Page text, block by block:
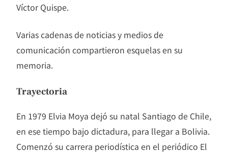
Víctor Quispe.
Varias cadenas de noticias y medios de
comunicación compartieron esquelas en su
memoria.
Trayectoria
En 1979 Elvia Moya dejó su natal Santiago de Chile,
en ese tiempo bajo dictadura, para llegar a Bolivia.
Comenzó su carrera periodística en el periódico El